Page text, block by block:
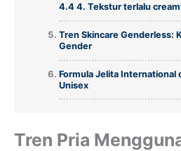
4.4 4. Tekstur terlalu
Tren Skincare Genderless:
Gender
Formula Jelita International
Unisex
Tren Pria